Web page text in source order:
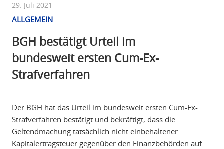
29. Juli 2021
ALLGEMEIN
BGH bestätigt Urteil im
bundesweit ersten Cum-Ex-
Strafverfahren
Der BGH hat das Urteil im bundesweit ersten Cum-Ex-
Strafverfahren bestätigt und bekräftigt, dass die
Geltendmachung tatsächlich nicht einbehaltener
Kapitalertragsteuer gegenüber den Finanzbehörden auf